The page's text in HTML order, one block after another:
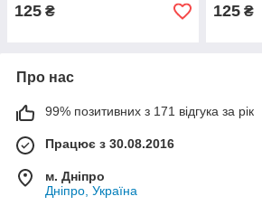
125 ₴ 125 ₴
Про нас
99% позитивних з 171 відгука за рік
Працює з 30.08.2016
м. Дніпро
Дніпро, Україна